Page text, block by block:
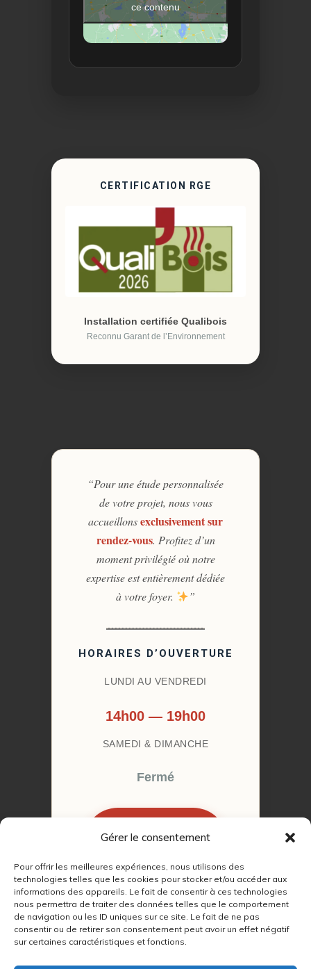
Gérer le consentement
Pour offrir les meilleures expériences, nous utilisons des
technologies telles que les cookies pour stocker et/ou accéder aux
informations des appareils. Le fait de consentir à ces technologies
nous permettra de traiter des données telles que le comportement
de navigation ou les ID uniques sur ce site. Le fait de ne pas
consentir ou de retirer son consentement peut avoir un effet négatif
sur certaines caractéristiques et fonctions.
ce contenu
CERTIFICATION RGE
Installation certifiée Qualibois
Reconnu Garant de l’Environnement
“Pour une étude personnalisée
de votre projet, nous vous
accueillonsexclusivement sur
rendez-vous. Profitez d’un
moment privilégié où notre
expertise est entièrement dédiée
à votre foyer.
”
HORAIRES D’OUVERTURE
LUNDI AU VENDREDI
14h00 — 19h00
SAMEDI & DIMANCHE
Fermé
RENDEZ-VOUS
© 2022 – 2026Autour du Feu 77